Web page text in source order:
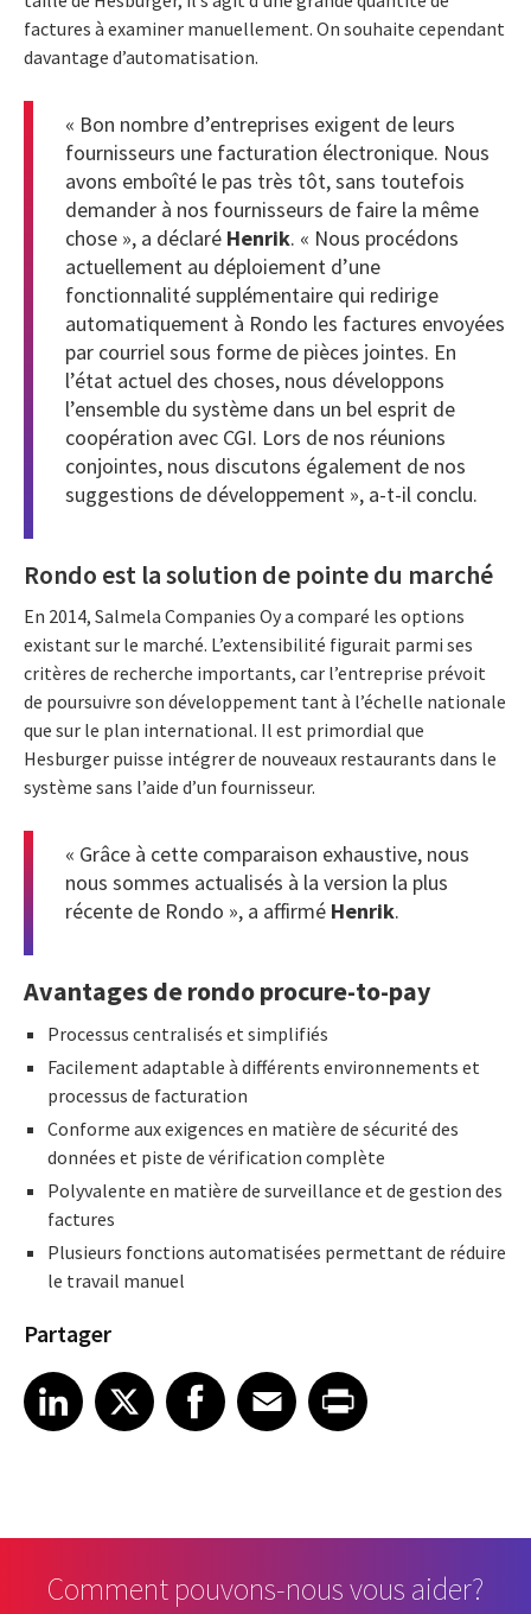
factures à examiner manuellement. On souhaite cependant
davantage d’automatisation.
« Bon nombre d’entreprises exigent de leurs
fournisseurs une facturation électronique. Nous
avons emboîté le pas très tôt, sans toutefois
demander à nos fournisseurs de faire la même
chose », a déclaré Henrik. « Nous procédons
actuellement au déploiement d’une
fonctionnalité supplémentaire qui redirige
automatiquement à Rondo les factures envoyées
par courriel sous forme de pièces jointes. En
l’état actuel des choses, nous développons
l’ensemble du système dans un bel esprit de
coopération avec CGI. Lors de nos réunions
conjointes, nous discutons également de nos
suggestions de développement », a-t-il conclu.
Rondo est la solution de pointe du marché
En 2014, Salmela Companies Oy a comparé les options
existant sur le marché. L’extensibilité figurait parmi ses
critères de recherche importants, car l’entreprise prévoit
de poursuivre son développement tant à l’échelle nationale
que sur le plan international. Il est primordial que
Hesburger puisse intégrer de nouveaux restaurants dans le
système sans l’aide d’un fournisseur.
« Grâce à cette comparaison exhaustive, nous
nous sommes actualisés à la version la plus
récente de Rondo », a affirmé Henrik.
Avantages de rondo procure-to-pay
Processus centralisés et simplifiés
Facilement adaptable à différents environnements et
processus de facturation
Conforme aux exigences en matière de sécurité des
données et piste de vérification complète
Polyvalente en matière de surveillance et de gestion des
factures
Plusieurs fonctions automatisées permettant de réduire
le travail manuel
Partager
Share article on LinkedIn
LinkedIn
Share article on XShare article on Facebook
Facebook
Share article on Email
EmailShare article on Print
Comment pouvons-nous vous aider?